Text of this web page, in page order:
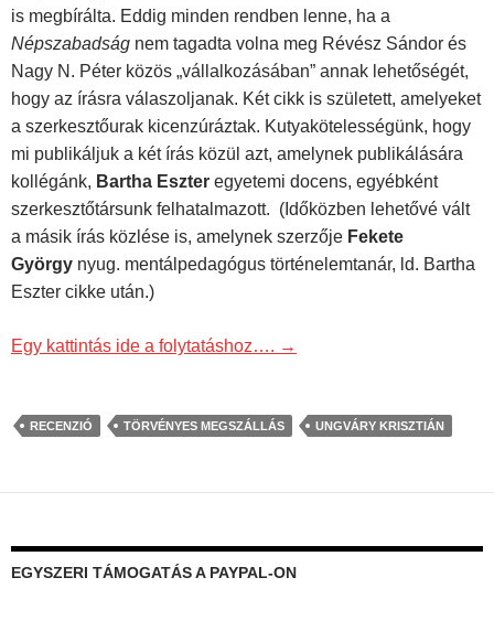
is megbírálta. Eddig minden rendben lenne, ha a
Népszabadság nem tagadta volna meg Révész Sándor és
Nagy N. Péter közös „vállalkozásában” annak lehetőségét,
hogy az írásra válaszoljanak. Két cikk is született, amelyeket
a szerkesztőurak kicenzúráztak. Kutyakötelességünk, hogy
mi publikáljuk a két írás közül azt, amelynek publikálására
kollégánk, Bartha Eszter egyetemi docens, egyébként
szerkesztőtársunk felhatalmazott. (Időközben lehetővé vált
a másik írás közlése is, amelynek szerzője Fekete
György nyug. mentálpedagógus történelemtanár, ld. Bartha
Eszter cikke után.)
Egy kattintás ide a folytatáshoz…. →
RECENZIÓ TÖRVÉNYES MEGSZÁLLÁS UNGVÁRY KRISZTIÁN
EGYSZERI TÁMOGATÁS A PAYPAL-ON